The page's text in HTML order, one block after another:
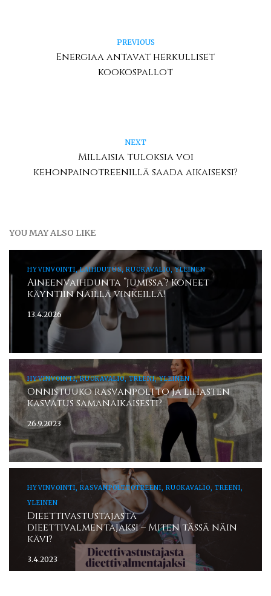
PREVIOUS
Energiaa antavat herkulliset
kookospallot
NEXT
Millaisia tuloksia voi
kehonpainotreenillä saada aikaiseksi?
YOU MAY ALSO LIKE
HYVINVOINTI, LAIHDUTUS, RUOKAVALIO, YLEINEN
Aineenvaihdunta ”jumissa”? Koneet
käyntiin näillä vinkeillä!
13.4.2026
HYVINVOINTI, RUOKAVALIO, TREENI, YLEINEN
Onnistuuko rasvanpoltto ja lihasten
kasvatus samanaikaisesti?
26.9.2023
HYVINVOINTI, RASVANPOLTTOTREENI, RUOKAVALIO, TREENI,
YLEINEN
Dieettivastustajasta
dieettivalmentajaksi – Miten tässä näin
kävi?
3.4.2023